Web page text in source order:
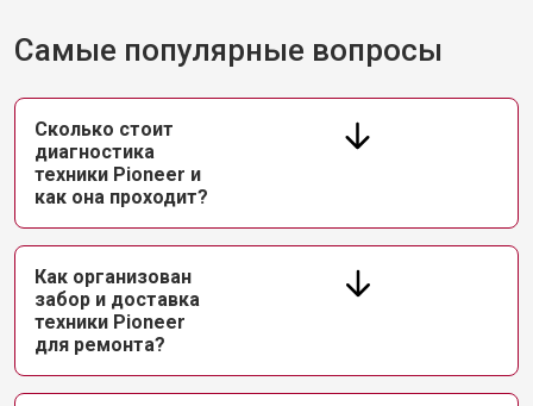
Самые популярные вопросы
Сколько стоит
диагностика
техники Pioneer и
как она проходит?
Как организован
забор и доставка
техники Pioneer
для ремонта?